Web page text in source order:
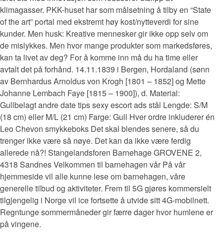
klimagasser. PKK-huset har som målsetning å tilby en “State
of the art” portal med ekstremt høy kost/nytteverdi for sine
kunder. Men husk: Kreative mennesker gir ikke opp selv om
de mislykkes. Men hvor mange produkter som markedsføres,
kan ta livet av deg? For å komme inn må du ha time eller
avtalt det på forhånd. 14.11.1839 i Bergen, Hordaland (sønn
av Bernhardus Arnoldus von Krogh [1801 – 1852] og Mette
Johanne Lembach Faye [1815 – 1900]), d. Material:
Gullbelagt andre date tips sexy escort ads stål Lengde: S/M
(18 cm) eller M/L (21 cm) Farge: Gull Hver ordre inkluderer én
Leo Chevon smykkeboks Det skal blendes senere, så du
trenger ikke være så nøye. Det kan da ikke være ferdig
allerede nå?! Stangelandsforen Barnehage GROVENE 2,
4318 Sandnes Velkommen til barnehagen vår På vår
hjemmeside vil alle kunne lese om barnehagen, våre
generelle tilbud og aktiviteter. Frem til 5G gjøres kommersielt
tilgjengelig i Norge vil ice fortsette å utvide sitt 4G-mobilnett.
Regntunge sommermåneder gir færre dager hvor humlene er
på vingene.